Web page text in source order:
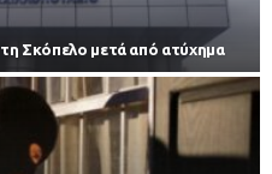
Σκόπελο μετά από ατύχημα